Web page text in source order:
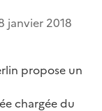
janvier 2018
propose un
chargée du